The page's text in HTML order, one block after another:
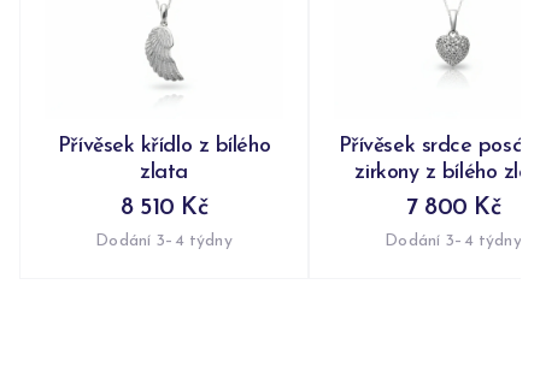
Přívěsek křídlo z bílého
zlata
8 510 Kč
Dodání 3–4 týdny
Přívěsek srdce
zirkony z bílého
7 800 Kč
Dodání 3–4 týdny